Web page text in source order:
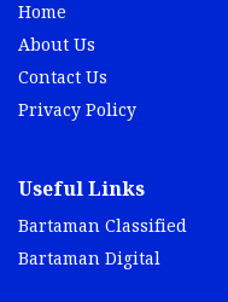
Home
About Us
Contact Us
Privacy Policy
Useful Links
Bartaman Classified
Bartaman Digital